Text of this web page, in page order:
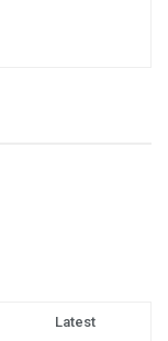
Latest